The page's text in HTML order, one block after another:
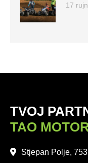
17
TVOJ
TAO
Stjepan Polje,